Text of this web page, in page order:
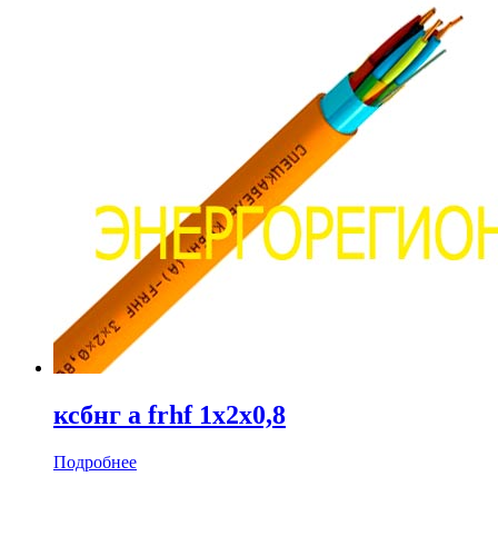
ксбнг а frhf 1х2х0,8
Подробнее